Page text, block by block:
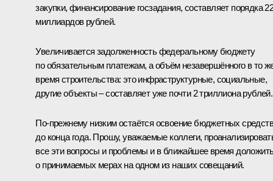
закупки, финансирование госзадания, составляет порядка
миллиардов рублей.
Увеличивается задолженность федеральному бюджету
по обязательным платежам, а объём незавершённого в то
время строительства: это инфраструктурные, социальные,
другие объекты – составляет уже почти 2 триллиона рублей.
По‑прежнему низким остаётся освоение бюджетных средств
до конца года. Прошу, уважаемые коллеги,
все эти вопросы и проблемы и в ближайшее время
о принимаемых мерах на одном из наших совещаний.